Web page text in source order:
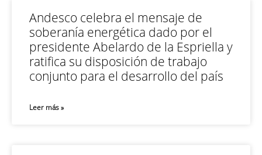
Andesco celebra el mensaje de
soberanía energética dado por el
presidente Abelardo de la Espriella y
ratifica su disposición de trabajo
conjunto para el desarrollo del país
Leer más »